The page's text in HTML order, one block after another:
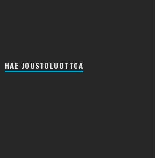
HAE JOUSTOLUOTTOA